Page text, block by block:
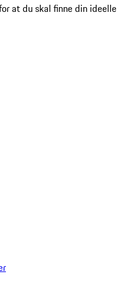
at du skal finne din ideelle